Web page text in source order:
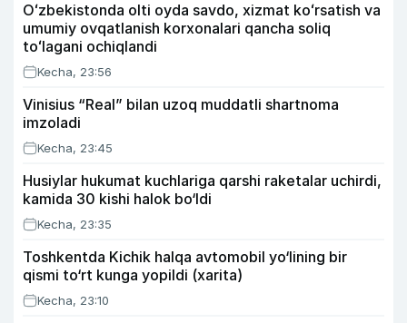
Oʻzbekistonda olti oyda savdo, xizmat koʻrsatish va
umumiy ovqatlanish korxonalari qancha soliq
toʻlagani ochiqlandi
Kecha, 23:56
Vinisius “Real” bilan uzoq muddatli shartnoma
imzoladi
Kecha, 23:45
Husiylar hukumat kuchlariga qarshi raketalar uchirdi,
kamida 30 kishi halok bo‘ldi
Kecha, 23:35
Toshkentda Kichik halqa avtomobil yo‘lining bir
qismi to‘rt kunga yopildi (xarita)
Kecha, 23:10